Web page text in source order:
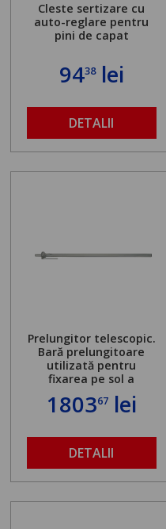
Cleste sertizare cu
auto-reglare pentru
pini de capat
9438lei
DETALII
Prelungitor telescopic.
Bară prelungitoare
utilizată pentru
fixarea pe sol a
găurit în locul
maximă admisă de 500
kg și înălțime reglabilă
de la 1,8 la 2,9 m
180367lei
DETALII